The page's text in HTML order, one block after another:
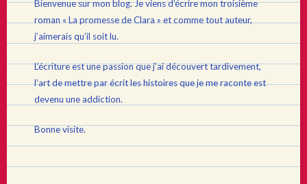
Bienvenue sur mon blog. Je viens d’écrire mon troisième
roman « La promesse de Clara » et comme tout auteur,
j’aimerais qu’il soit lu.
L’écriture est une passion que j’ai découvert tardivement,
l’art de mettre par écrit les histoires que je me raconte est
devenu une addiction.
Bonne visite.